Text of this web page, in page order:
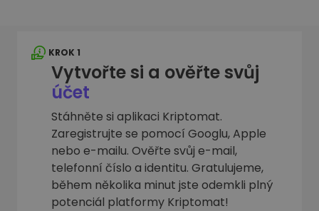
KROK 1
Vytvořte si a ověřte svůj
účet
Stáhněte si aplikaci Kriptomat.
Zaregistrujte se pomocí Googlu, Apple
nebo e-mailu. Ověřte svůj e-mail,
telefonní číslo a identitu. Gratulujeme,
během několika minut jste odemkli plný
potenciál platformy Kriptomat!